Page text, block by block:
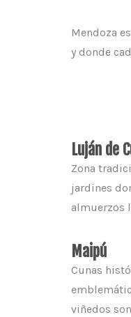
Mendoza
y donde
Luján de
Zona
jardines
almuerzos
Maipú
Cunas
viñedos